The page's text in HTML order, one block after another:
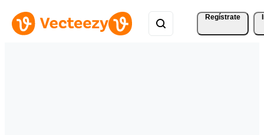
Regístrate